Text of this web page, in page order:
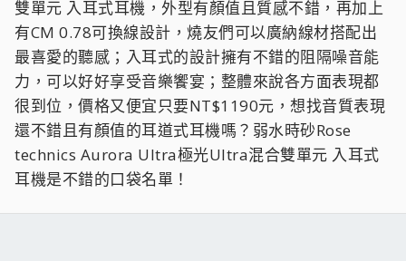
雙單元 入耳式耳機，外型有顏值且質感不錯，再加上
有CM 0.78可換線設計，燒友們可以廣納線材搭配出
最喜愛的聽感；入耳式的設計擁有不錯的阻隔噪音能
力，可以好好享受音樂饗宴；整體來說各方面表現都
很到位，價格又便宜只要NT$1190元，想找音質表現
還不錯且有顏值的耳道式耳機嗎？弱水時砂Rose
technics Aurora Ultra極光Ultra混合雙單元 入耳式
耳機是不錯的口袋名單！